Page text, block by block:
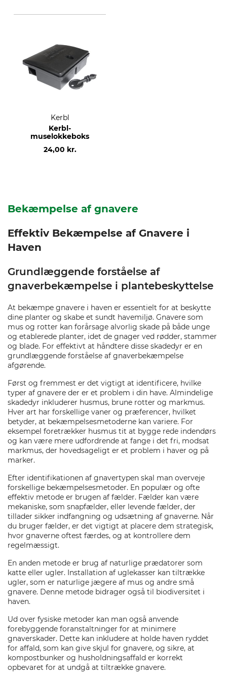
Kerbl
Kerbl-
muselokkeboks
24,00 kr.
Bekæmpelse af gnavere
Effektiv Bekæmpelse af Gnavere i
Haven
Grundlæggende forståelse af
gnaverbekæmpelse i plantebeskyttelse
At bekæmpe gnavere i haven er essentielt for at beskytte
dine planter og skabe et sundt havemiljø. Gnavere som
mus og rotter kan forårsage alvorlig skade på både unge
og etablerede planter, idet de gnager ved rødder, stammer
og blade. For effektivt at håndtere disse skadedyr er en
grundlæggende forståelse af gnaverbekæmpelse
afgørende.
Først og fremmest er det vigtigt at identificere, hvilke
typer af gnavere der er et problem i din have. Almindelige
skadedyr inkluderer husmus, brune rotter og markmus.
Hver art har forskellige vaner og præferencer, hvilket
betyder, at bekæmpelsesmetoderne kan variere. For
eksempel foretrækker husmus tit at bygge rede indendørs
og kan være mere udfordrende at fange i det fri, modsat
markmus, der hovedsageligt er et problem i haver og på
marker.
Efter identifikationen af gnavertypen skal man overveje
forskellige bekæmpelsesmetoder. En populær og ofte
effektiv metode er brugen af fælder. Fælder kan være
mekaniske, som snapfælder, eller levende fælder, der
tillader sikker indfangning og udsætning af gnaverne. Når
du bruger fælder, er det vigtigt at placere dem strategisk,
hvor gnaverne oftest færdes, og at kontrollere dem
regelmæssigt.
En anden metode er brug af naturlige prædatorer som
katte eller ugler. Installation af uglekasser kan tiltrække
ugler, som er naturlige jægere af mus og andre små
gnavere. Denne metode bidrager også til biodiversitet i
haven.
Ud over fysiske metoder kan man også anvende
forebyggende foranstaltninger for at minimere
gnaverskader. Dette kan inkludere at holde haven ryddet
for affald, som kan give skjul for gnavere, og sikre, at
kompostbunker og husholdningsaffald er korrekt
opbevaret for at undgå at tiltrække gnavere.